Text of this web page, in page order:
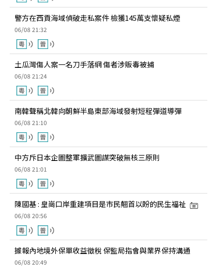
警方在西貢海域偵破走私案件 檢獲145萬支懷疑私煙
06/08 21:32
土瓜灣傷人案一名刀手落網 傷者涉販毒被捕
06/08 21:24
南韓聲稱北韓向朝鮮半島東部海域發射短程彈道導彈
06/08 21:10
中方斥日本企圖整軍擴武圖謀突破無核三原則
06/08 21:01
陳國基 : 皇崗口岸重建項目是市民翹首以盼的民生福祉
06/08 20:56
據報內地境外保單收益徵稅 保監局指會與業界保持溝通
06/08 20:49